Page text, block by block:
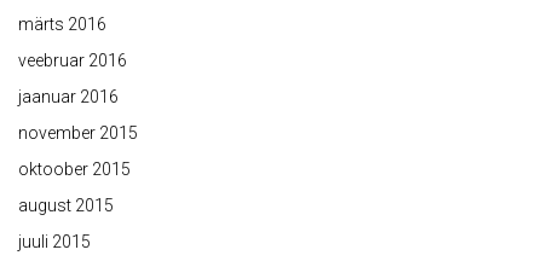
märts 2016
veebruar 2016
jaanuar 2016
november 2015
oktoober 2015
august 2015
juuli 2015